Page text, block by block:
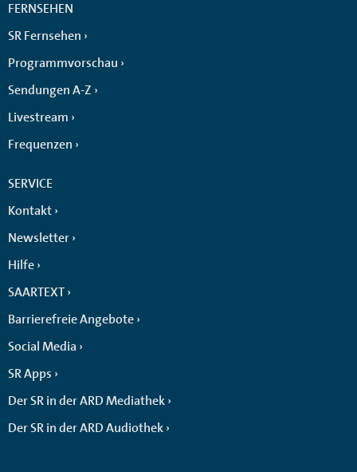
FERNSEHEN
SR Fernsehen
Programmvorschau
Sendungen A-Z
Livestream
Frequenzen
SERVICE
Kontakt
Newsletter
Hilfe
SAARTEXT
Barrierefreie Angebote
Social Media
SR Apps
Der SR in der ARD Mediathek
Der SR in der ARD Audiothek